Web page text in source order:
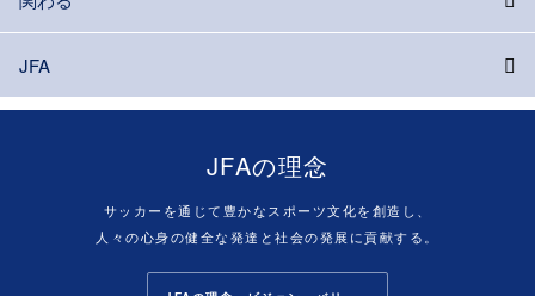
JFA
JFAの理念
サッカーを通じて豊かなスポーツ文化を創造し、
人々の心身の健全な発達と社会の発展に貢献する。